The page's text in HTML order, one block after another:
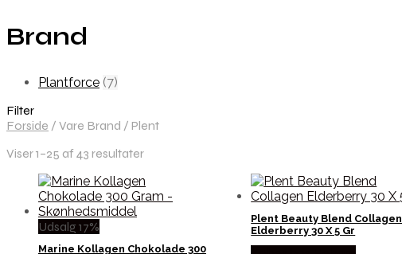
Brand
Plantforce (7)
Filter
Forside / Vare Brand / Plent
Viser 1–25 af 43 resultater
Udsalg 17%
Marine Kollagen Chokolade 300
Plent Beauty Blend Collagen
Elderberry 30 X 5 Gr